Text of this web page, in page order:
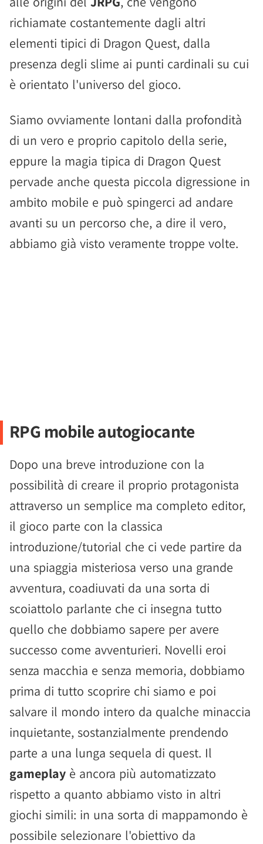
richiamate costantemente dagli altri
elementi tipici di Dragon Quest, dalla
presenza degli slime ai punti cardinali su cui
è orientato l'universo del gioco.
Siamo ovviamente lontani dalla profondità
di un vero e proprio capitolo della serie,
eppure la magia tipica di Dragon Quest
pervade anche questa piccola digressione in
ambito mobile e può spingerci ad andare
avanti su un percorso che, a dire il vero,
abbiamo già visto veramente troppe volte.
RPG mobile autogiocante
Dopo una breve introduzione con la
possibilità di creare il proprio protagonista
attraverso un semplice ma completo editor,
il gioco parte con la classica
introduzione/tutorial che ci vede partire da
una spiaggia misteriosa verso una grande
avventura, coadiuvati da una sorta di
scoiattolo parlante che ci insegna tutto
quello che dobbiamo sapere per avere
successo come avventurieri. Novelli eroi
senza macchia e senza memoria, dobbiamo
prima di tutto scoprire chi siamo e poi
salvare il mondo intero da qualche minaccia
inquietante, sostanzialmente prendendo
parte a una lunga sequela di quest. Il
gameplay è ancora più automatizzato
rispetto a quanto abbiamo visto in altri
giochi simili: in una sorta di mappamondo è
possibile selezionare l'obiettivo da